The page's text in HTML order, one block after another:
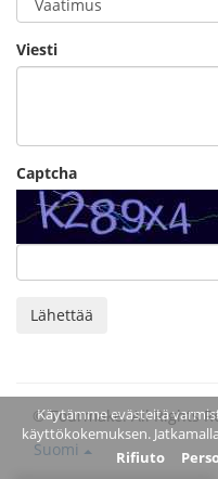
Viesti
Captcha
Lähettää
© Tourmake. All Rights
Suomi
Käytämme evästeitä
käyttökokemuksen.
Rifiuto